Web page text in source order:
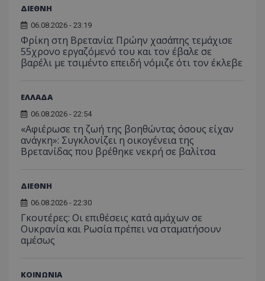
ΔΙΕΘΝΗ
06.08.2026 - 23:19
Φρίκη στη Βρετανία: Πρώην χασάπης τεμάχισε
55χρονο εργαζόμενό του και τον έβαλε σε
βαρέλι με τσιμέντο επειδή νόμιζε ότι τον έκλεβε
ΕΛΛΑΔΑ
06.08.2026 - 22:54
«Αφιέρωσε τη ζωή της βοηθώντας όσους είχαν
ανάγκη»: Συγκλονίζει η οικογένεια της
Βρετανίδας που βρέθηκε νεκρή σε βαλίτσα
ΔΙΕΘΝΗ
06.08.2026 - 22:30
Γκουτέρες: Οι επιθέσεις κατά αμάχων σε
Ουκρανία και Ρωσία πρέπει να σταματήσουν
αμέσως
ΚΟΙΝΩΝΙΑ